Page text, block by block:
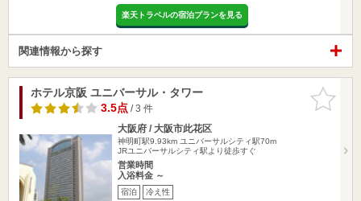
楽天トラベルの宿泊プランを見る
関連情報から探す
お気に入
りに追加
ホテル京阪 ユニバーサル・タワー
3.5点/ 3 件
大阪府 / 大阪市此花区
神明町駅9.93km ユニバーサルシティ駅70m
JRユニバーサルシティ駅より徒歩すぐ
営業時間
入浴料金 ～
宿泊 冷え性